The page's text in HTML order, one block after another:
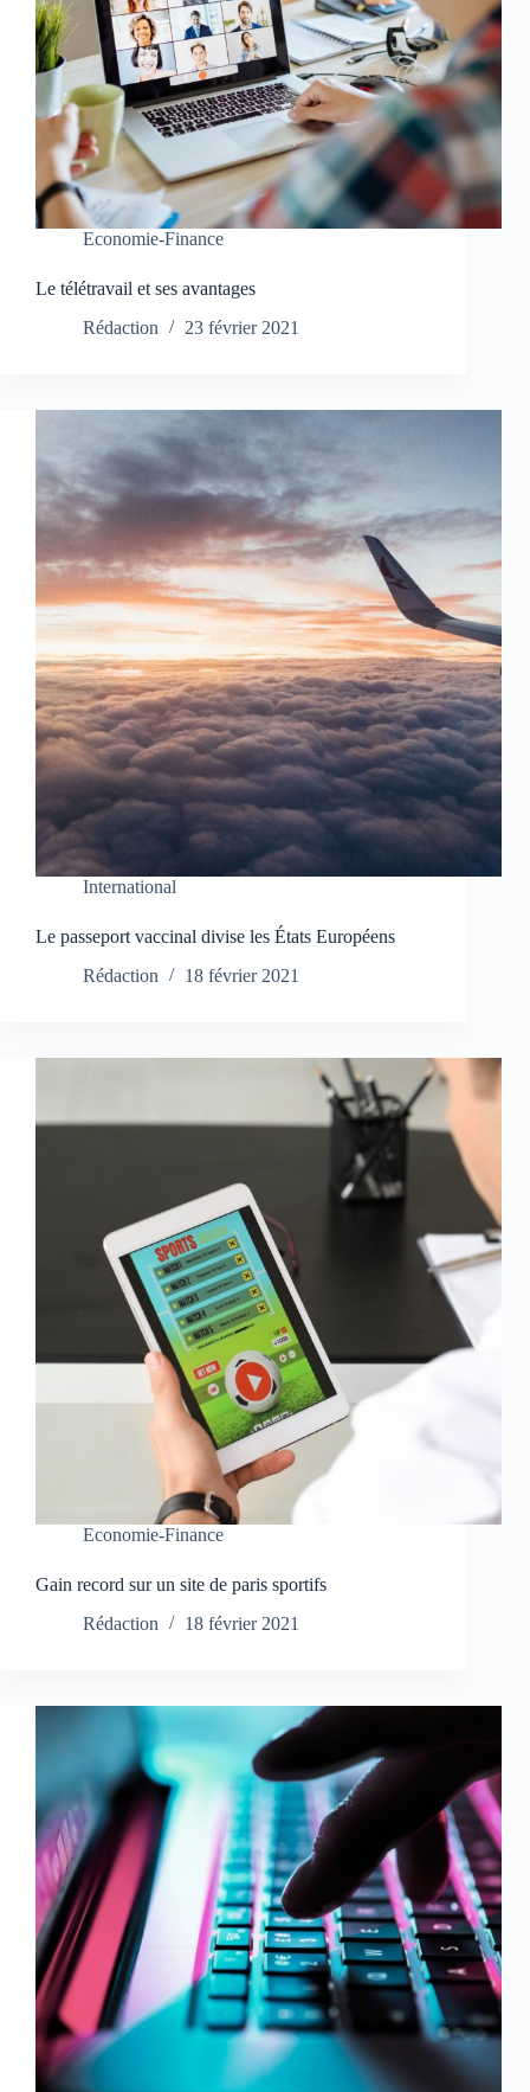
Economie-Finance
Le télétravail et ses avantages
Rédaction
23 février 2021
International
Le passeport vaccinal divise les États Européens
Rédaction
18 février 2021
Economie-Finance
Gain record sur un site de paris sportifs
Rédaction
18 février 2021